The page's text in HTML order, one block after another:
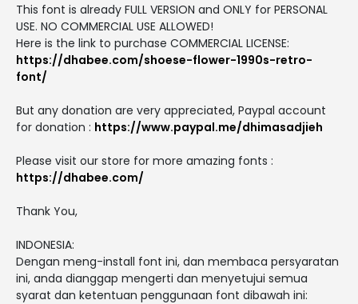
This font is already FULL VERSION and ONLY for PERSONAL
USE. NO COMMERCIAL USE ALLOWED!
Here is the link to purchase COMMERCIAL LICENSE:
https://dhabee.com/shoese-flower-1990s-retro-
font/
But any donation are very appreciated, Paypal account
for donation : https://www.paypal.me/dhimasadjieh
Please visit our store for more amazing fonts :
https://dhabee.com/
Thank You,
INDONESIA:
Dengan meng-install font ini, dan membaca persyaratan
ini, anda dianggap mengerti dan menyetujui semua
syarat dan ketentuan penggunaan font dibawah ini: